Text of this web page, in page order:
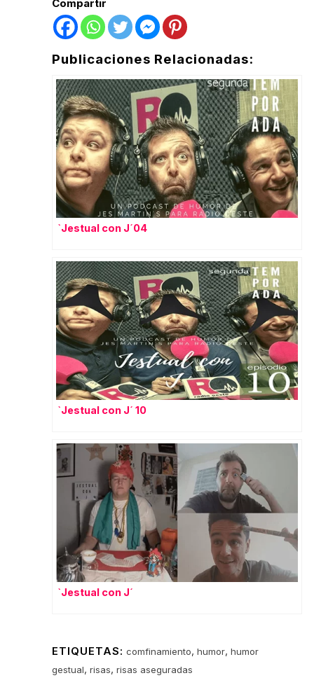
Compartir
Publicaciones Relacionadas:
`Jestual con J´04
`Jestual con J´ 10
`Jestual con J´
ETIQUETAS: comfinamiento, humor, humor
gestual, risas, risas aseguradas